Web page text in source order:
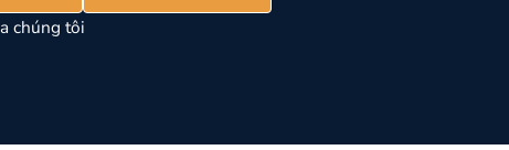
chúng tôi